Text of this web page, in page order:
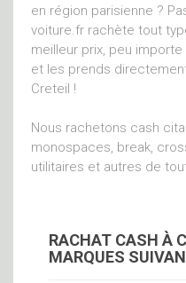
en région parisienne ?
voiture.fr rachète tout
meilleur prix, peu
et les prends
Creteil !
Nous rachetons cash
monospaces, break,
utilitaires et autres de
RACHAT CASH À
MARQUES